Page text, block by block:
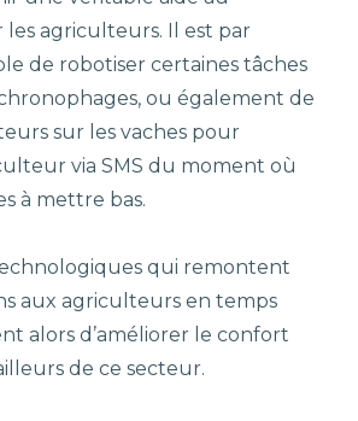
agriculteurs. Il est par
de robotiser certaines tâches
ou également de
sur les vaches pour
via SMS du moment où
à mettre bas.
qui remontent
aux agriculteurs en temps
alors d’améliorer le confort
de ce secteur.